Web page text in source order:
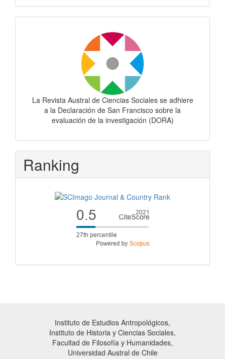
La Revista Austral de Ciencias Sociales se adhiere
a la Declaración de San Francisco sobre la
evaluación de la investigación (DORA)
Ranking
Instituto de Estudios Antropológicos,
Instituto de Historia y Ciencias Sociales,
Facultad de Filosofía y Humanidades,
Universidad Austral de Chile